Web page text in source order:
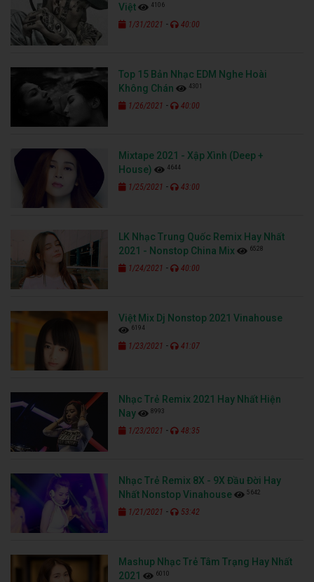
Việt
4106
1/31/2021 - 40:00
Top 15 Bản Nhạc EDM Nghe Hoài
Không Chán
4301
1/26/2021 - 40:00
Mixtape 2021 - Xập Xình (Deep +
House)
4644
1/25/2021 - 43:00
LK Nhạc Trung Quốc Remix Hay Nhất
2021 - Nonstop China Mix
6528
1/24/2021 - 40:00
Việt Mix Dj Nonstop 2021 Vinahouse
6194
1/23/2021 - 41:07
Nhạc Trẻ Remix 2021 Hay Nhất Hiện
Nay
8993
1/23/2021 - 48:35
Nhạc Trẻ Remix 8X - 9X Đầu Đời Hay
Nhất Nonstop Vinahouse
5642
1/21/2021 - 53:42
Mashup Nhạc Trẻ Tâm Trạng Hay Nhất
2021
6010